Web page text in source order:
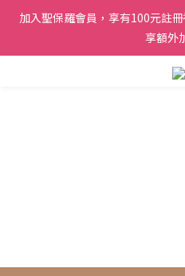
加入聖保羅會員，享有100元註
享額外